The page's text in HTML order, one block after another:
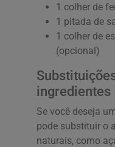
1 colher de
1 pitada de
1 colher de
(opcional)
ingredientes
Se você deseja
pode substituir o
naturais, como